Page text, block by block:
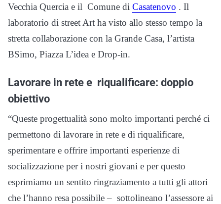
Vecchia Quercia e il Comune di Casatenovo . Il
laboratorio di street Art ha visto allo stesso tempo la
stretta collaborazione con la Grande Casa, l’artista
BSimo, Piazza L’idea e Drop-in.
Lavorare in rete e riqualificare: doppio
obiettivo
“Queste progettualità sono molto importanti perché ci
permettono di lavorare in rete e di riqualificare,
sperimentare e offrire importanti esperienze di
socializzazione per i nostri giovani e per questo
esprimiamo un sentito ringraziamento a tutti gli attori
che l’hanno resa possibile – sottolineano l’assessore ai